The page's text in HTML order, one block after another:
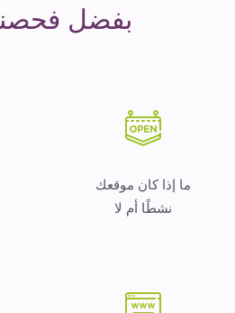
بفضل
ما إذا كان موقعك
نشطًا أم لا